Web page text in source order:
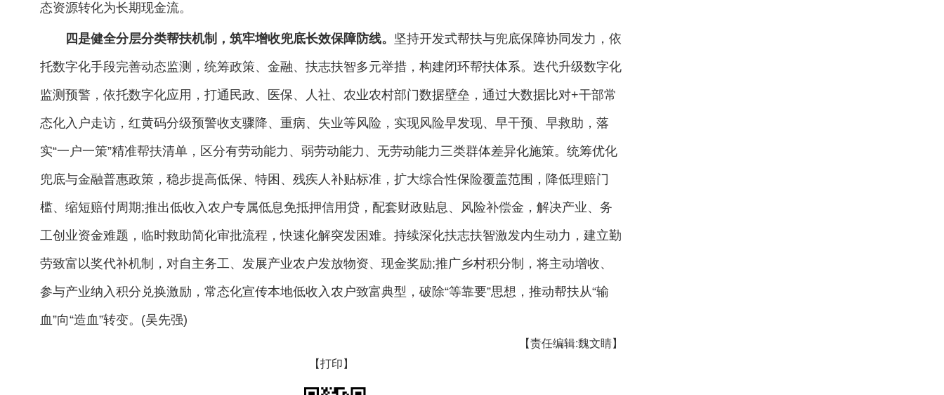
态资源转化为长期现金流。
四是健全分层分类帮扶机制，筑牢增收兜底长效保障防线。 坚持开发式帮扶与兜底保障协同发力，依
托数字化手段完善动态监测，统筹政策、金融、扶志扶智多元举措，构建闭环帮扶体系。迭代升级数字化
监测预警，依托数字化应用，打通民政、医保、人社、农业农村部门数据壁垒，通过大数据比对+干部常
态化入户走访，红黄码分级预警收支骤降、重病、失业等风险，实现风险早发现、早干预、早救助，落
实“一户一策”精准帮扶清单，区分有劳动能力、弱劳动能力、无劳动能力三类群体差异化施策。统筹优化
兜底与金融普惠政策，稳步提高低保、特困、残疾人补贴标准，扩大综合性保险覆盖范围，降低理赔门
槛、缩短赔付周期;推出低收入农户专属低息免抵押信用贷，配套财政贴息、风险补偿金，解决产业、务
工创业资金难题，临时救助简化审批流程，快速化解突发困难。持续深化扶志扶智激发内生动力，建立勤
劳致富以奖代补机制，对自主务工、发展产业农户发放物资、现金奖励;推广乡村积分制，将主动增收、
参与产业纳入积分兑换激励，常态化宣传本地低收入农户致富典型，破除“等靠要”思想，推动帮扶从“输
血”向“造血”转变。(吴先强)
【责任编辑:魏文睛】
【打印】